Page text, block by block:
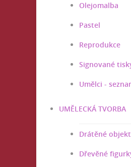
Olejomalba
Pastel
Reprodukce
Signované
Umělci -
UMĚLECKÁ TVORBA
Drátěné
Dřevěné